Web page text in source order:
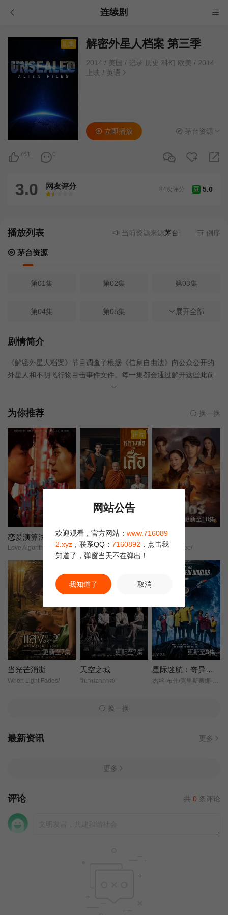
连续剧
剧集 解密外星人档案 第三季
2014 / 美国 / 记录 历史 科幻 欧美 / 2014
上映 / 英语
761 0
立即播放 茅台资源
3.0 网友评分
很差
较差还行推荐力荐
豆 5.0
84次评分
播放列表 当前资源来源茅台资源 - 无需安装
倒序
茅台资源
第01集 第02集 第03集
第04集 第05集 第06集
第07集
第10集 第11集 第12集
第19集 第20集
展开全部
剧情简介
《解密外星人档案》节目调查了根据《信息自由法》向公众公开的
外星人和不明飞行物目击事件文件。每一集都会通过解开这些此前
不对外公开的秘密档案，来探讨一个引人入胜的外星人案例。
为你推荐 换一换
恋爱演算法
Love Algorithm/สูตรรักคำนวณหัวใจ/
正片
龙婆虎
หลวงพ่อเสือ/Man of Virtue/Luang Pho Suea/
更新至18集
替名情臻
Thatri/Thatree/
更新至7集
当光芒消逝
When Light Fades/
更新至2集
天空之城
วิมานอากาศ/
更新至3集
星际迷航：奇异新世界 第四季
换一换
最新资讯 更多
更多
评论 共 0 条评论
网站公告
欢迎观看，官方网站： www.716089
2.xyz ，联系QQ： 7160892 ，点击我
知道了，弹窗当天不在弹出！
我知道了 取消